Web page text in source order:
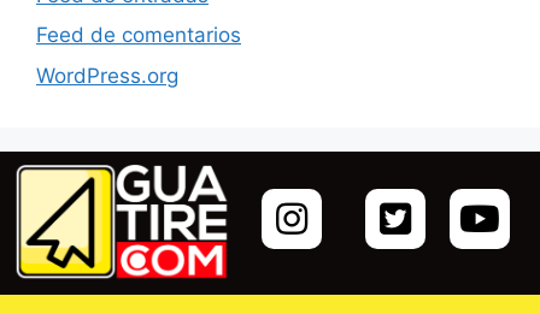
Feed de comentarios
WordPress.org